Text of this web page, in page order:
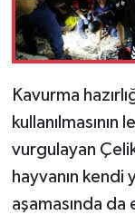
Kavurma
vurgulayan
hayvanın kendi
aşamasında da